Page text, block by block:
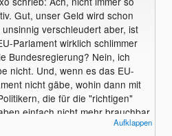
Gut, unser Geld wird schon
unsinnig verschleudert aber, ist
Parlament wirklich schlimmer
Bundesregierung? Nein, ich
nicht. Und, wenn es das EU-
nicht gäbe, wohin dann mit
die für die "richtigen"
einfach nicht mehr brauchbar
Aufklappen